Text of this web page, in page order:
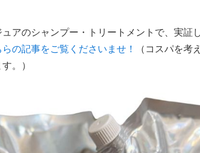
のシャンプー・トリートメントで、実証
の記事をご覧くださいませ！
（コスパを
。）